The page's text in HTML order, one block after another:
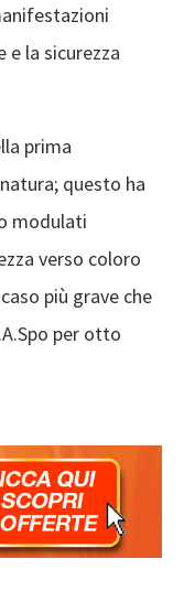
e la sicurezza
prima
questo ha
modulati
verso coloro
più grave che
per otto